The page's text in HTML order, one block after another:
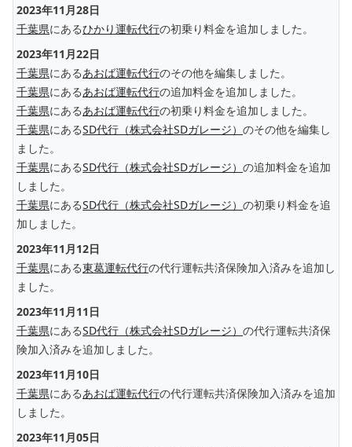
2023年11月28日
千葉県にあるひかり運転代行の初乗り料金を追加しました。
2023年11月22日
千葉県にあるあおば運転代行のその他を編集しました。
千葉県にあるあおば運転代行の追加料金を追加しました。
千葉県にあるあおば運転代行の初乗り料金を追加しました。
千葉県にあるSD代行（株式会社SDガレージ） のその他を編集し
ました。
千葉県にあるSD代行（株式会社SDガレージ） の追加料金を追加
しました。
千葉県にあるSD代行（株式会社SDガレージ） の初乗り料金を追
加しました。
2023年11月12日
千葉県にある東葛運転代行の代行運転共済保険加入済みを追加し
ました。
2023年11月11日
千葉県にあるSD代行（株式会社SDガレージ） の代行運転共済保
険加入済みを追加しました。
2023年11月10日
千葉県にあるあおば運転代行の代行運転共済保険加入済みを追加
しました。
2023年11月05日